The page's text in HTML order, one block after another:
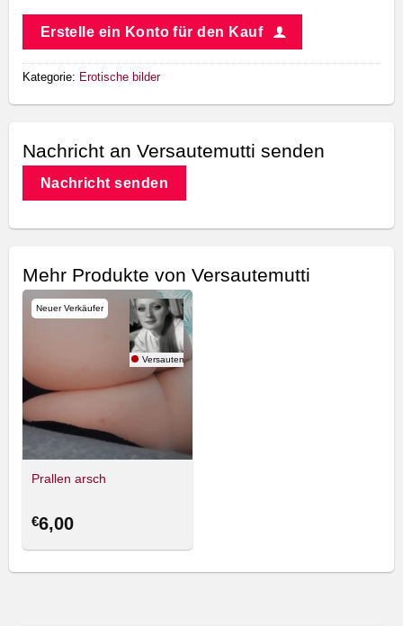
Erstelle ein Konto für den Kauf
Kategorie: Erotische bilder
Nachricht an Versautemutti senden
Nachricht senden
Mehr Produkte von Versautemutti
Neuer Verkäufer
Versautemutti
Prallen arsch
€6,00